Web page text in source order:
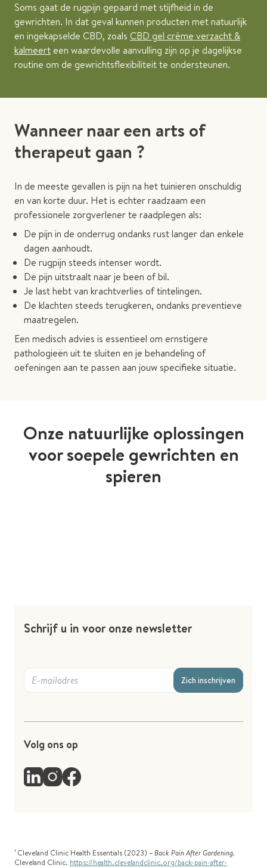
Soms gaat de rugpijn gepaard met stijfheid in de
gewrichten. In dat geval kunnen producten met natuurlijk
en ingekapselde CBD, zoals CBD gel crème verzacht &
kalmeert een waardevolle aanvulling zijn op je dagelijkse
routine om de gewrichtsflexibiliteit te ondersteunen.
Wanneer naar een arts of
therapeut gaan ?
In de meeste gevallen is pijn na het tuinieren onschuldig
en van korte duur. Het is echter raadzaam een
professionele zorgverlener te raadplegen als:
De pijn in de onderrug ondanks rust langer dan enkele
dagen aanhoudt.
De rugpijn steeds intenser wordt.
De pijn uitstraalt naar je been of bil.
Je last hebt van krachtverlies of tintelingen.
De klachten steeds terugkeren, ondanks preventieve
maatregelen.
Een medisch advies is essentieel om ernstigere
pathologieën uit te sluiten en je behandeling of
oefeningen aan te passen aan jouw specifieke situatie.
Onze natuurlijke oplossingen
voor soepele gewrichten en
spieren
Schrijf u in voor onze newsletter
Zich inschrijven
Volg ons op
¹ Cleveland Clinic Health Essentials (2023) –Back Pain After Gardening.
Cleveland Clinic. https://health.clevelandclinic.org/back-pain-after-